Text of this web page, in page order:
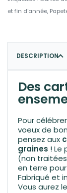
et fin d'année,
DESCRIPTION
Des
Pour
voeux de
pensez aux
graines ! Le
(non
en terre
Fabriqué et
Vous aurez